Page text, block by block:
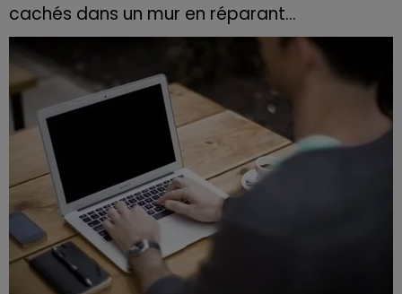
cachés dans un mur en réparant...